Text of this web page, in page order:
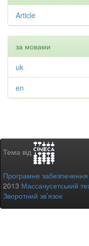
Article
за мовами
uk
en
Тема від
Програмне
2013 Массачусетський
Зворотний зв’язок